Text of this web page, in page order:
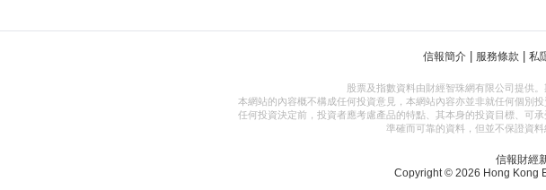
信報簡介 服務條款 私
股票及指數資料由財經智珠網有限公司提供
本網站的內容概不構成任何投資意見，本網站內容亦並非就任何個別
任何投資決定前，投資者應考慮產品的特點、其本身的投資目標、可
準確而可靠的資料，但並不保證資
信報財經
Copyright © 2026 Hong Kong